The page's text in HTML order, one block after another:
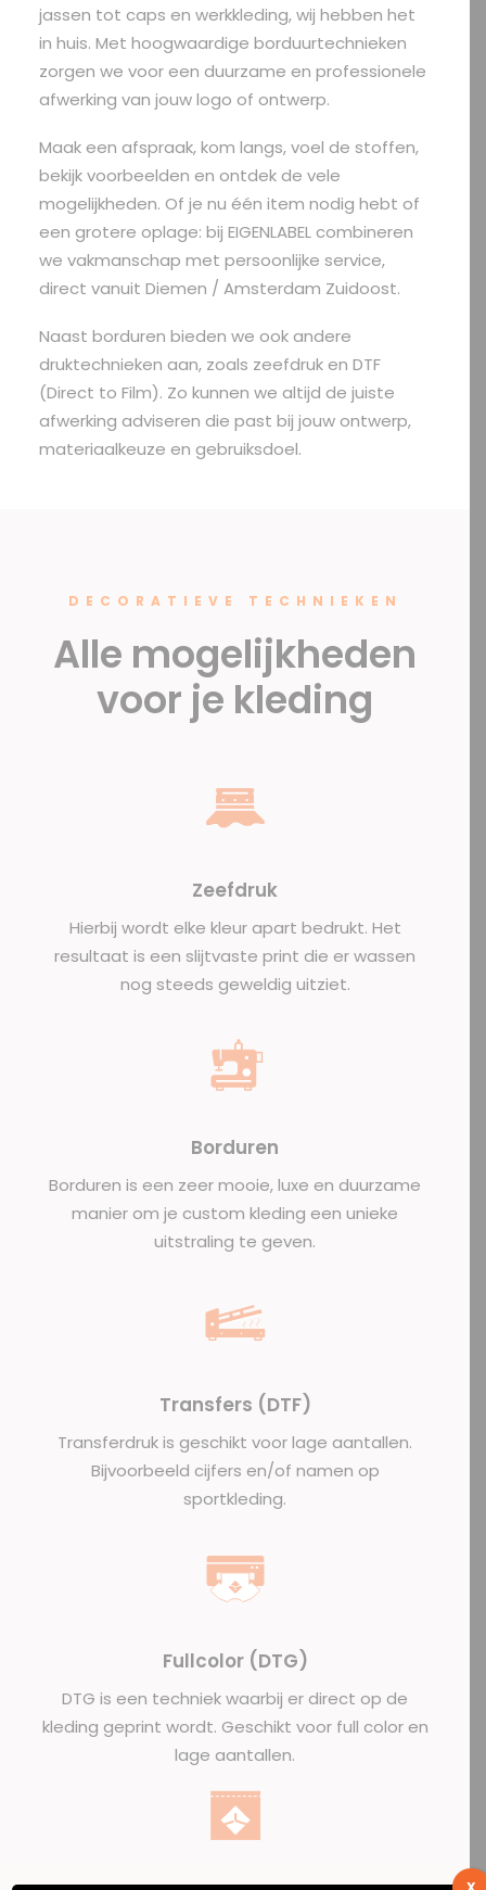
jassen tot caps en werkkleding, wij hebben het
in huis. Met hoogwaardige borduurtechnieken
zorgen we voor een duurzame en professionele
afwerking van jouw logo of ontwerp.
Maak een afspraak, kom langs, voel de stoffen,
bekijk voorbeelden en ontdek de vele
mogelijkheden. Of je nu één item nodig hebt of
een grotere oplage: bij EIGENLABEL combineren
we vakmanschap met persoonlijke service,
direct vanuit Diemen / Amsterdam Zuidoost.
Naast borduren bieden we ook andere
druktechnieken aan, zoals zeefdruk en DTF
(Direct to Film). Zo kunnen we altijd de juiste
afwerking adviseren die past bij jouw ontwerp,
materiaalkeuze en gebruiksdoel.
DECORATIEVE TECHNIEKEN
Alle mogelijkheden
voor je kleding
Zeefdruk
Hierbij wordt elke kleur apart bedrukt. Het
resultaat is een slijtvaste print die er wassen
nog steeds geweldig uitziet.
Borduren
Borduren is een zeer mooie, luxe en duurzame
manier om je custom kleding een unieke
uitstraling te geven.
Transfers (DTF)
Transferdruk is geschikt voor lage aantallen.
Bijvoorbeeld cijfers en/of namen op
sportkleding.
Fullcolor (DTG)
DTG is een techniek waarbij er direct op de
kleding geprint wordt. Geschikt voor full color en
lage aantallen.